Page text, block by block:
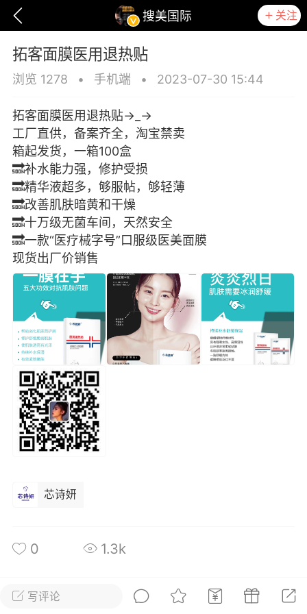
搜美国际 关注
爆汗熊
美业357 芯诗妍 卡卡美业
每次200金币 点击购买
师 小熊水光
脂
卡卡动能素
建术
DRYY面膜
26 23:18
电脑端
本/双效闪充，养出紧致小白脸！一、项
充小白罐 = 闪充大白肌（仪器）× 草本
护...写评论
拓客面膜医用退热贴
浏览 1278 • 手机端 • 2023-07-30 15:44
拓客面膜医用退热贴→_→
工厂直供，备案齐全，淘宝禁卖
箱起发货，一箱100盒
🔜补水能力强，修护受损
🔜精华液超多，够服帖，够轻薄
🔜改善肌肤暗黄和干燥
🔜十万级无菌车间，天然安全
🔜一款“医疗械字号”口服级医美面膜
现货出厂价销售
芯诗妍
0 1.3k
全部 0 只看作者 倒序